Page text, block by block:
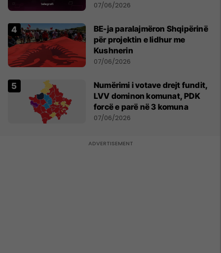
07/06/2026
BE-ja paralajmëron Shqipërinë
për projektin e lidhur me
Kushnerin
07/06/2026
Numërimi i votave drejt fundit,
LVV dominon komunat, PDK
forcë e parë në 3 komuna
07/06/2026